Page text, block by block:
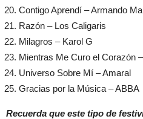
Contigo Aprendí – Armando
Razón – Los Caligaris
Milagros – Karol G
Mientras Me Curo el Corazón
Universo Sobre Mí – Amaral
Gracias por la Música – ABBA
Recuerda que este tipo de